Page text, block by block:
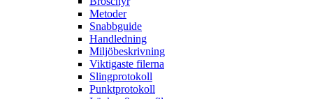
Metoder
Snabbguide
Handledning
Miljöbeskrivning
Viktigaste filerna
Slingprotokoll
Punktprotokoll